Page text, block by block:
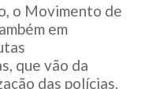
o Movimento de
em
que vão da
das polícias,